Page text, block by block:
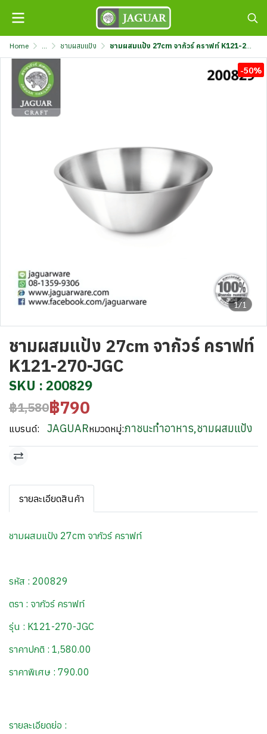
Home ... ชามผสมแป้ง ชามผสมแป้ง 27cm จากัวร์ คราฟท์ K121-270-JGC
1/1
-50%
ชามผสมแป้ง 27cm จากัวร์ คราฟท์
K121-270-JGC
SKU : 200829
฿1,580฿790
แบรนด์: JAGUARหมวดหมู่:ภาชนะทำอาหาร,ชามผสมแป้ง
รายละเอียดสินค้า
ชามผสมแป้ง 27cm จากัวร์ คราฟท์
รหัส : 200829
ตรา : จากัวร์ คราฟท์
รุ่น : K121-270-JGC
ราคาปกติ : 1,580.00
ราคาพิเศษ : 790.00
รายละเอียดย่อ :